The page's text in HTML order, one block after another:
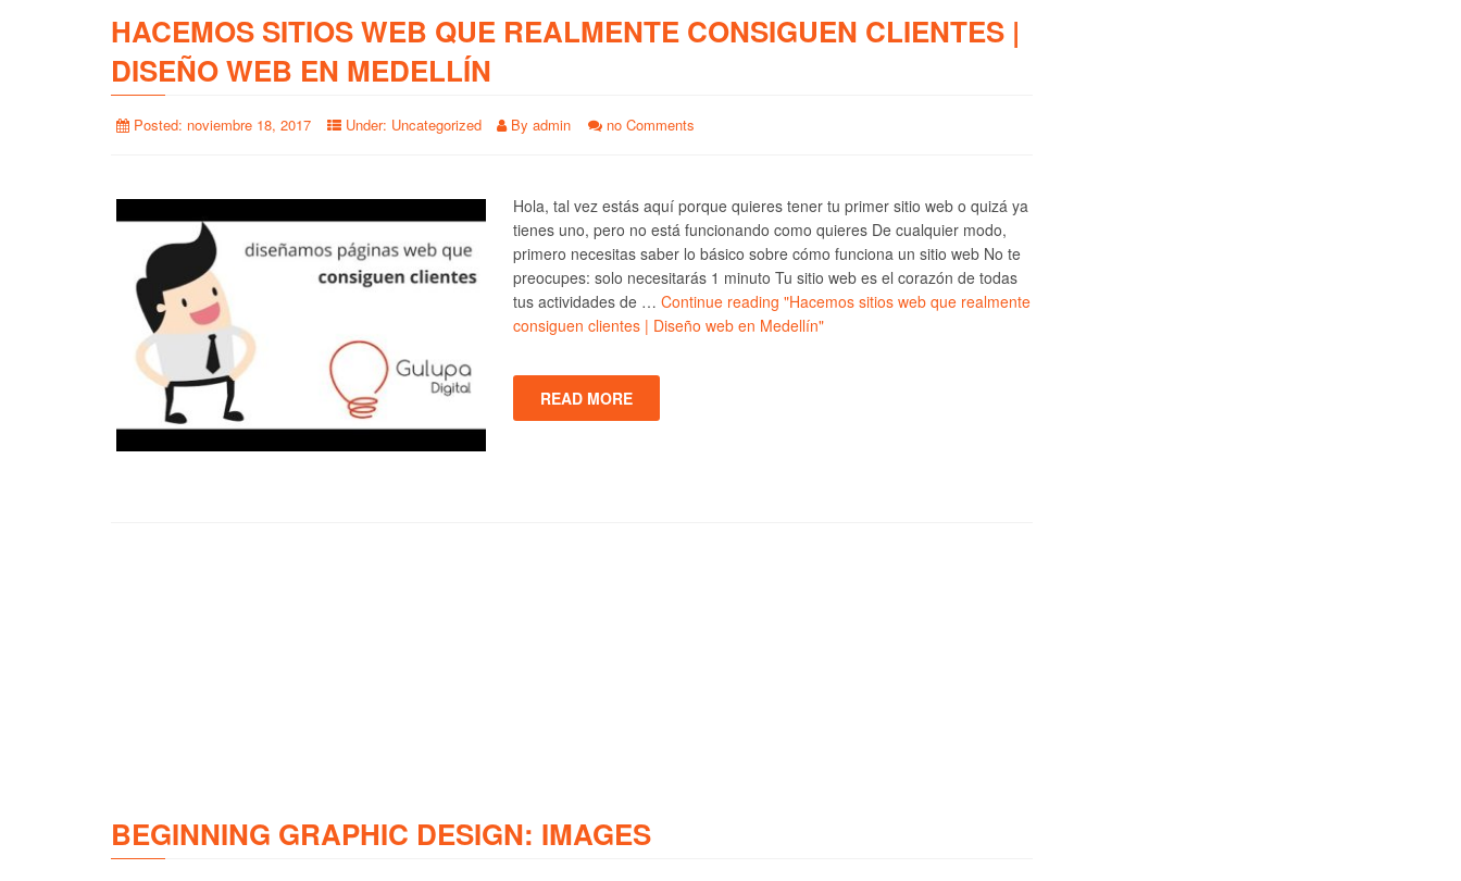
HACEMOS SITIOS WEB QUE REALMENTE CONSIGUEN CLIENTES |
DISEÑO WEB EN MEDELLÍN
Posted: noviembre 18, 2017 Under: Uncategorized By admin no Comments
Hola, tal vez estás aquí porque quieres tener tu primer sitio web o quizá ya
tienes uno, pero no está funcionando como quieres De cualquier modo,
primero necesitas saber lo básico sobre cómo funciona un sitio web No te
preocupes: solo necesitarás 1 minuto Tu sitio web es el corazón de todas
tus actividades de … Continue reading "Hacemos sitios web que realmente
consiguen clientes | Diseño web en Medellín"
READ MORE
BEGINNING GRAPHIC DESIGN: IMAGES